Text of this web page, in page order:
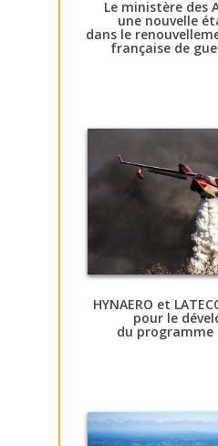
Le ministère des
une nouvelle
dans le
française de
HYNAERO et
pour le
du programme